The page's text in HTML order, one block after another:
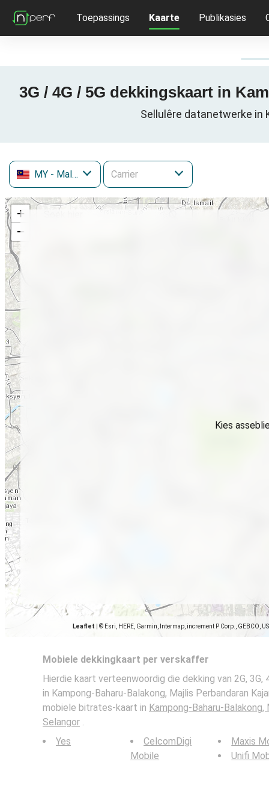
Toepassings Kaarte Publikasies
3G / 4G / 5G dekkingskaart in
Sellulêre datanetwerke in
MY - Malaysia
+
−
Leaflet © Esri, HERE, Garmin, Intermap, increment P Corp., GEBCO,
Kies
Mobiele dekkingkaart per verskaffer
Hierdie kaart verteenwoordig die dekking van 2G, 3G,
in Kampong-Baharu-Balakong, Majlis Perbandaran
mobiele bitrates-kaart in Kampong-Baharu-Balakong,
Selangor .
Yes
CelcomDigi
Mobile
Maxis
Unifi